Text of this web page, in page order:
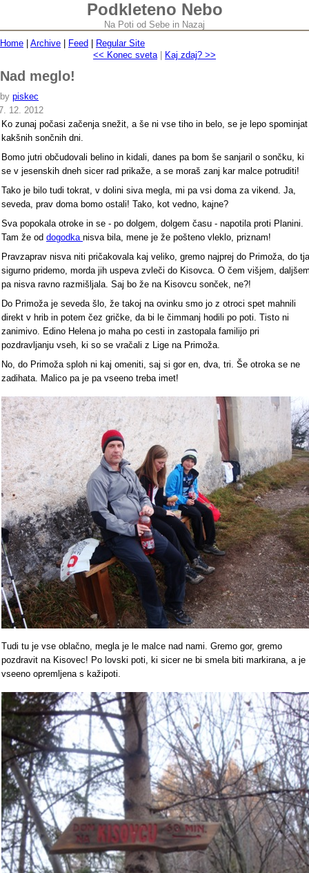
Podkleteno Nebo
Na Poti od Sebe in Nazaj
Home
Archive Feed
Regular Site
<< Konec sveta| Kaj zdaj? >>
Nad meglo!
by piskec
12. 2012
Ko zunaj počasi začenja snežit, a še ni vse tiho in belo, se je lepo spominjat
kakšnih sončnih dni.
Bomo jutri občudovali belino in kidali, danes pa bom še sanjaril o sončku, ki
se v jesenskih dneh sicer rad prikaže, a se moraš zanj kar malce potruditi!
Tako je bilo tudi tokrat, v dolini siva megla, mi pa vsi doma za vikend. Ja,
seveda, prav doma bomo ostali! Tako, kot vedno, kajne?
Sva popokala otroke in se - po dolgem, dolgem času - napotila proti Planini.
Tam že od dogodka nisva bila, mene je že pošteno vleklo, priznam!
Pravzaprav nisva niti pričakovala kaj veliko, gremo najprej do Primoža, do tja
sigurno pridemo, morda jih uspeva zvleči do Kisovca. O čem višjem,
pa nisva ravno razmišljala. Saj bo že na Kisovcu sonček, ne?!
Do Primoža je seveda šlo, že takoj na ovinku smo jo z otroci spet mahnili
direkt v hrib in potem čez gričke, da bi le čimmanj hodili po poti. Tisto ni
zanimivo. Edino Helena jo maha po cesti in zastopala familijo pri
pozdravljanju vseh, ki so se vračali z Lige na Primoža.
No, do Primoža sploh ni kaj omeniti, saj si gor en, dva, tri. Še otroka se ne
zadihata. Malico pa je pa vseeno treba imet!
Tudi tu je vse oblačno, megla je le malce nad nami. Gremo gor, gremo
pozdravit na Kisovec! Po lovski poti, ki sicer ne bi smela biti markirana, a je
vseeno opremljena s kažipoti.